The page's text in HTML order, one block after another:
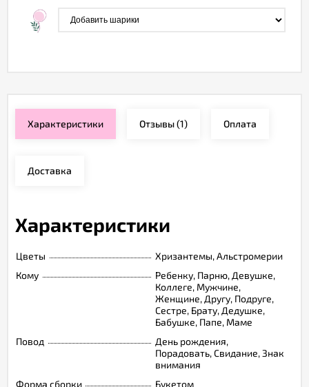
Характеристики Отзывы(1) Оплата
Доставка
Характеристики
Цветы
Хризантемы, Альстромерии
Кому
Ребенку, Парню, Девушке,
Коллеге, Мужчине,
Женщине, Другу, Подруге,
Сестре, Брату, Дедушке,
Бабушке, Папе, Маме
Повод
День рождения,
Порадовать, Свидание, Знак
внимания
Форма сборки
Букетом